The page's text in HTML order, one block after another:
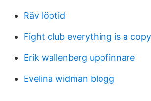
Räv löptid
Fight club everything is a
Erik wallenberg uppfinnare
Evelina widman blogg